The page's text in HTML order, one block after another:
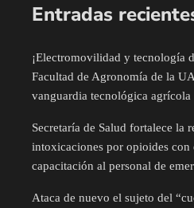
Entradas
¡Electromovilidad y tecnología
Facultad de Agronomía de la
vanguardia tecnológica agrícola
Secretaría de Salud fortalece la
intoxicaciones por opioides con
capacitación al personal de
Ataca de nuevo el sujeto del